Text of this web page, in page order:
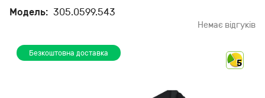
Модель: 305.0599.543
Немає відгуків
Безкоштовна доставка
5